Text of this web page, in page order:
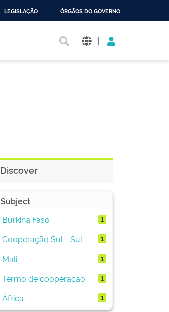
LEGISLAÇÃO ÓRGÃOS DO GOVERNO
|
Discover
Subject
Burkina Faso
1
Cooperação Sul - Sul 1
Mali 1
Termo de cooperação 1
África 1